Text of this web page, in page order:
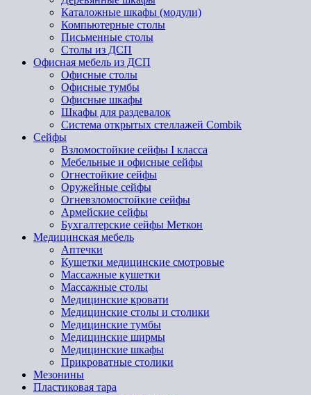
Каталожные шкафы (модули)
Компьютерные столы
Письменные столы
Столы из ДСП
Офисная мебель из ДСП
Офисные столы
Офисные тумбы
Офисные шкафы
Шкафы для раздевалок
Система открытых стеллажей Combik
Сейфы
Взломостойкие сейфы I класса
Мебельные и офисные сейфы
Огнестойкие сейфы
Оружейные сейфы
Огневзломостойкие сейфы
Армейские сейфы
Бухгалтерские сейфы Меткон
Медицинская мебель
Аптечки
Кушетки медицинские смотровые
Массажные кушетки
Массажные столы
Медицинские кровати
Медицинские столы и столики
Медицинские тумбы
Медицинские ширмы
Медицинские шкафы
Прикроватные столики
Мезонины
Пластиковая тара